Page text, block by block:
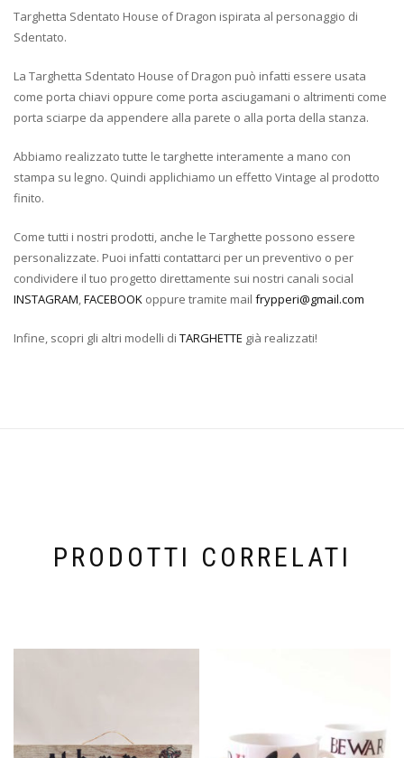
Targhetta Sdentato House of Dragon ispirata al personaggio di
Sdentato.
La Targhetta Sdentato House of Dragon può infatti essere usata
come porta chiavi oppure come porta asciugamani o altrimenti come
porta sciarpe da appendere alla parete o alla porta della stanza.
Abbiamo realizzato tutte le targhette interamente a mano con
stampa su legno. Quindi applichiamo un effetto Vintage al prodotto
finito.
Come tutti i nostri prodotti, anche le Targhette possono essere
personalizzate. Puoi infatti contattarci per un preventivo o per
condividere il tuo progetto direttamente sui nostri canali social
INSTAGRAM FACEBOOK oppure tramite mail frypperi@gmail.com
Infine, scopri gli altri modelli di TARGHETTE già realizzati!
PRODOTTI CORRELATI